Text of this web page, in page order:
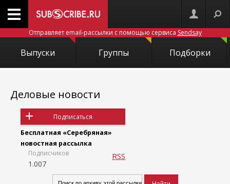
Отправляет email-рассылки с помощью сервиса Sendsay
Выпуски Группы Подборки
Деловые новости
Подписаться
Бесплатная «Серебряная»
новостная рассылка
Подписчиков
1.007
RSS